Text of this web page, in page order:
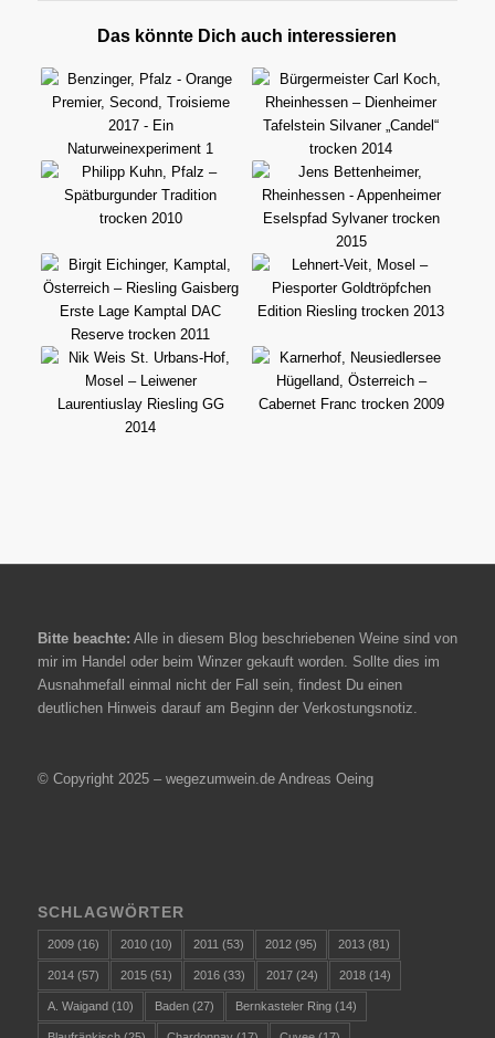
Das könnte Dich auch interessieren
Bitte beachte: Alle in diesem Blog beschriebenen Weine sind von
mir im Handel oder beim Winzer gekauft worden. Sollte dies im
Ausnahmefall einmal nicht der Fall sein, findest Du einen
deutlichen Hinweis darauf am Beginn der Verkostungsnotiz.
© Copyright 2025 – wegezumwein.de Andreas Oeing
SCHLAGWÖRTER
2009(16) 2010(10) 2011 (53) 2012(95) 2013(81)
2014(57) 2015(51) 2016(33) 2017(24) 2018(14)
A. Waigand(10) Baden(27) Bernkasteler Ring(14)